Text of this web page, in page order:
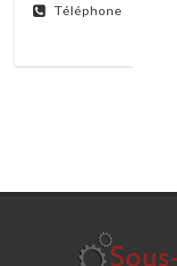
Téléphone